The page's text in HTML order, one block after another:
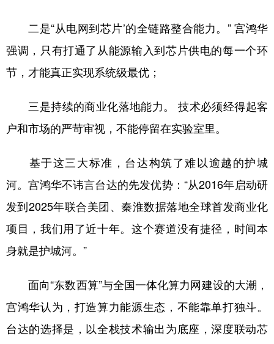
二是“从电网到芯片’的全链路整合能力。” 宫鸿华
强调，只有打通了从能源输入到芯片供电的每一个环
节，才能真正实现系统级最优；
三是持续的商业化落地能力。 技术必须经得起客
户和市场的严苛审视，不能停留在实验室里。
基于这三大标准，台达构筑了难以逾越的护城
河。宫鸿华不讳言台达的先发优势：“从2016年启动研
发到2025年联合美团、秦淮数据落地全球首发商业化
项目，我们用了近十年。这个赛道没有捷径，时间本
身就是护城河。”
面向“东数西算”与全国一体化算力网建设的大潮，
宫鸿华认为，打造算力能源生态，不能靠单打独斗。
台达的选择是，以全栈技术输出为底座，深度联动芯